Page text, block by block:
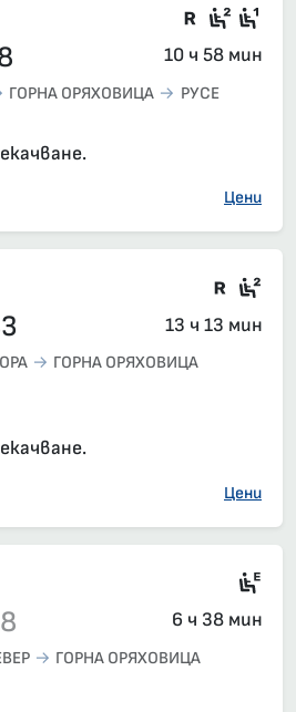
Във
10 ч 58 мин
ГОРНА ОРЯХОВИЦА РУСЕ
Цени
Влак
13 ч 13 мин
ГОРНА ОРЯХОВИЦА
Цени
вече е заминал
6 ч 38 мин
ГОРНА ОРЯХОВИЦА